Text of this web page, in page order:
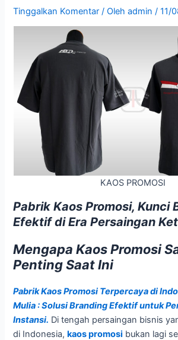
Tinggalkan Komentar / Olehadmin/11/
KAOS PROMOSI
Pabrik Kaos Promosi, Kunci
Efektif di Era Persaingan
Mengapa Kaos Promosi
Penting Saat Ini
Pabrik Kaos Promosi Terpercaya di
Mulia : Solusi Branding Efektif untuk
Instansi. Di tengah persaingan bisnis
di Indonesia,kaos promosi bukan lagi